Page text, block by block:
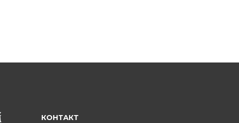
КОНТАКТ